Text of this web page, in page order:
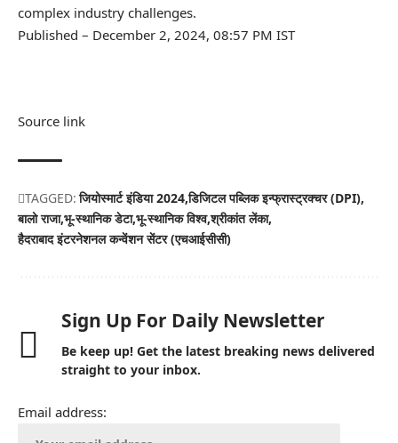
complex industry challenges.
Published – December 2, 2024, 08:57 PM IST
Source link
TAGGED: जियोस्मार्ट इंडिया 2024 डिजिटल पब्लिक इन्फ्रास्ट्रक्चर (DPI)
बालो राजा भू-स्थानिक डेटा भू-स्थानिक विश्व श्रीकांत लेंका
हैदराबाद इंटरनेशनल कन्वेंशन सेंटर (एचआईसीसी)
Sign Up For Daily Newsletter
Be keep up! Get the latest breaking news delivered
straight to your inbox.
Email address: